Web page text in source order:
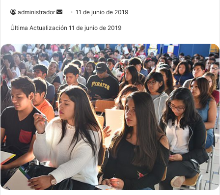
administrador
e
d
a
n
e
m
a
i
11 de junio de 2019
Última Actualización 11 de junio de 2019